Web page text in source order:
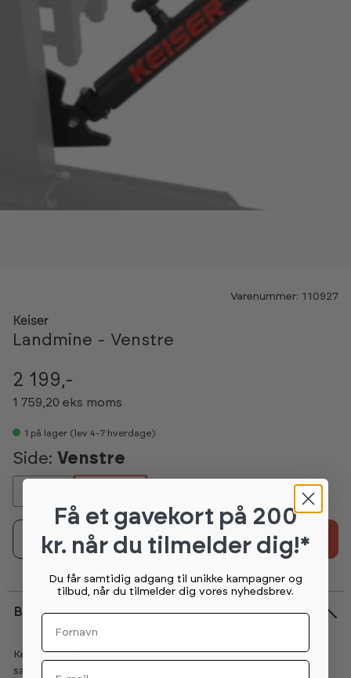
Varenummer: 110927
Keiser
Landmine - Venstre
2 199,-
1 759,20 eks moms
1 på lager (lev 4-7 hverdage)
Side: Venstre
Tilføj til kurv
Beskrivelse
Keisers landmine er fantastisk til store rotationsbevægelser
samt core-, skulder- og hoftetræning.
Få et gavekort på 200
kr. når du tilmelder dig!*
Du får samtidig adgang til unikke kampagner og
tilbud, når du tilmelder dig vores nyhedsbrev.
Fornavn
Email